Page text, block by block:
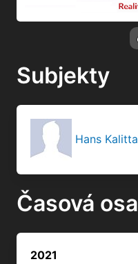
Subjekty
Hans Kalitta
Časová osa
2021